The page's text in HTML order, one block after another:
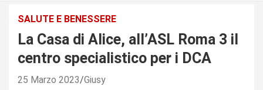
SALUTE E BENESSERE
La Casa di Alice, all’ASL Roma 3 il
centro specialistico per i DCA
25 Marzo 2023 Giusy